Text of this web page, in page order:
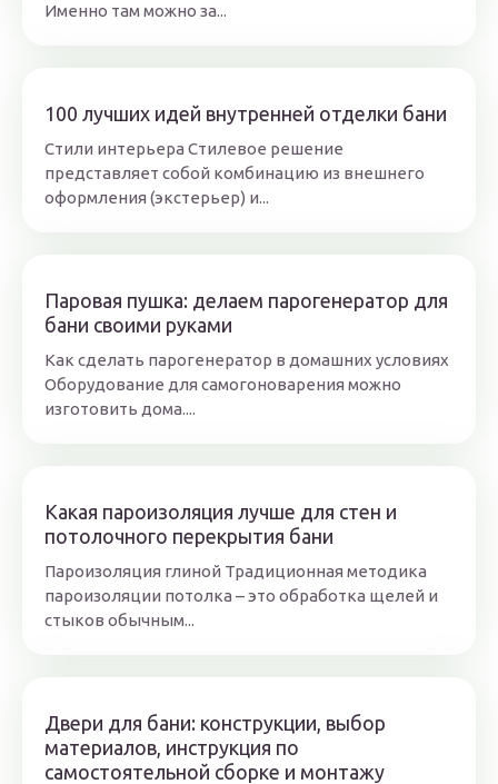
Именно там можно за...
100 лучших идей внутренней отделки бани
Стили интерьера Стилевое решение
представляет собой комбинацию из внешнего
оформления (экстерьер) и...
Паровая пушка: делаем парогенератор для
бани своими руками
Как сделать парогенератор в домашних условиях
Оборудование для самогоноварения можно
изготовить дома....
Какая пароизоляция лучше для стен и
потолочного перекрытия бани
Пароизоляция глиной Традиционная методика
пароизоляции потолка – это обработка щелей и
стыков обычным...
Двери для бани: конструкции, выбор
материалов, инструкция по
самостоятельной сборке и монтажу